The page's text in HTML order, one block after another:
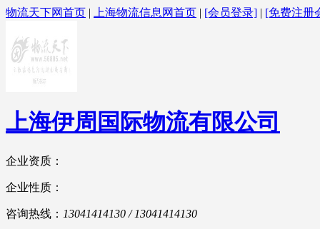
物流天下网首页 | 上海物流信息网首页 | [会员登录] | [免费注册
上海伊周国际物流有限公司
企业资质：
企业性质：
咨询热线： 13041414130 / 13041414130